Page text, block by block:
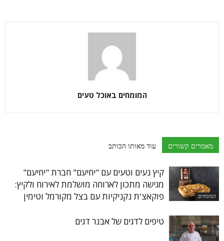
המומחים באוכל טעים
מאמרים קשורים עוד מאותו הכותב
המומחים
קיץ נעים וטעים עם "יחיעם" חברת "יחיעם"
מגישה מתכון לארוחה מושלמת לאירוח ולקיץ:
פוקאצ'ת נקניקיות עם בצל מקורמל וטימין
טיפים לדגים של אבנר דגים